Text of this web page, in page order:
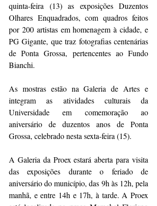
quinta-feira (13) as exposições Duzentos
Olhares Enquadrados, com quadros feitos
por 200 artistas em homenagem à cidade, e
PG Gigante, que traz fotografias centenárias
de Ponta Grossa, pertencentes ao Fundo
Bianchi.
As mostras estão na Galeria de Artes e
integram as atividades culturais da
Universidade em comemoração ao
aniversário de duzentos anos de Ponta
Grossa, celebrado nesta sexta-feira (15).
A Galeria da Proex estará aberta para visita
das exposições durante o feriado de
aniversário do município, das 9h às 12h, pela
manhã, e entre 14h e 17h, à tarde. A Proex